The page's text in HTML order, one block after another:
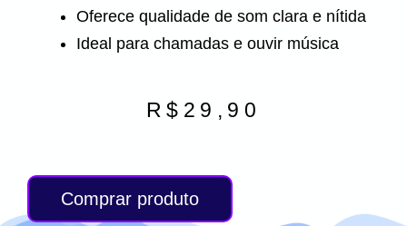
Oferece qualidade de som clara e nítida
Ideal para chamadas e ouvir música
R$ 29,90
Comprar produto